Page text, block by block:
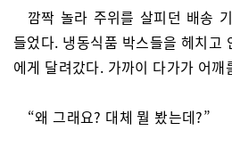
깜짝 놀라 주위를 살피던 배송
들었다. 냉동식품 박스들을 헤치고
에게 달려갔다. 가까이 다가가 어깨
“왜 그래요? 대체 뭘 봤는데?”